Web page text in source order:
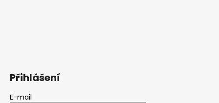
Přihlášení
E-mail